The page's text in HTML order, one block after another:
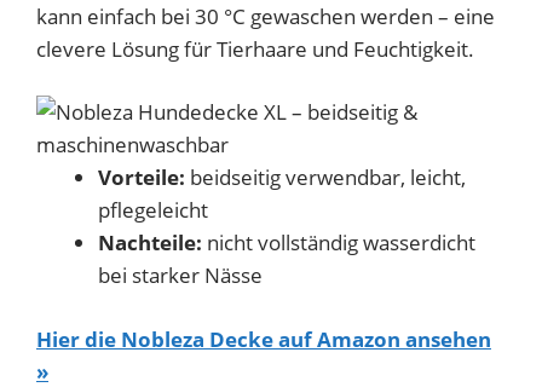
kann einfach bei 30 °C gewaschen werden – eine
clevere Lösung für Tierhaare und Feuchtigkeit.
Vorteile: beidseitig verwendbar, leicht,
pflegeleicht
Nachteile: nicht vollständig wasserdicht
bei starker Nässe
Hier die Nobleza Decke auf Amazon ansehen
»